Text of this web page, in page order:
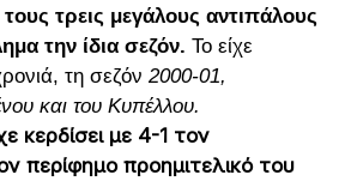
τρεις μεγάλους αντιπάλους
την ίδια σεζόν. Το είχε
τη σεζόν 2000-01,
και του Κυπέλλου.
κερδίσει με 4-1 τον
περίφημο προημιτελικό του